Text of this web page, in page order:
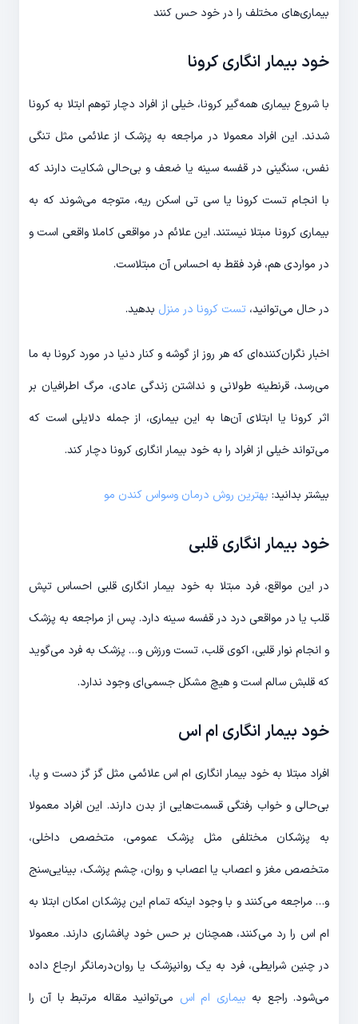
بیماری‌های مختلف را در خود حس کنند
خود بیمار انگاری کرونا
با شروع بیماری همه‌گیر کرونا، خیلی از افراد دچار توهم ابتلا به کرونا
شدند. این افراد معمولا در مراجعه به پزشک از علائمی مثل تنگی
نفس، سنگینی در قفسه سینه یا ضعف و بی‌حالی شکایت دارند که
با انجام تست کرونا یا سی تی اسکن ریه، متوجه می‌شوند که به
بیماری کرونا مبتلا نیستند. این علائم در مواقعی کاملا واقعی است و
در مواردی هم، فرد فقط به احساس آن مبتلاست.
در حال می‌توانید، تست کرونا در منزل بدهید.
اخبار نگران‌کننده‌ای که هر روز از گوشه و کنار دنیا در مورد کرونا به ما
می‌رسد، قرنطینه طولانی و نداشتن زندگی عادی، مرگ اطرافیان بر
اثر کرونا یا ابتلای آن‌ها به این بیماری، از جمله دلایلی است که
می‌تواند خیلی از افراد را به خود بیمار انگاری کرونا دچار کند.
بیشتر بدانید: بهترین روش درمان وسواس کندن مو
خود بیمار انگاری قلبی
در این مواقع، فرد مبتلا به خود بیمار انگاری قلبی احساس تپش
قلب یا در مواقعی درد در قفسه سینه دارد. پس از مراجعه به پزشک
و انجام نوار قلبی، اکوی قلب، تست ورزش و… پزشک به فرد می‌گوید
که قلبش سالم است و هیچ مشکل جسمی‌ای وجود ندارد.
خود بیمار انگاری ام اس
افراد مبتلا به خود بیمار انگاری ام اس علائمی مثل گز گز دست و پا،
بی‌حالی و خواب رفتگی قسمت‌هایی از بدن دارند. این افراد معمولا
به پزشکان مختلفی مثل پزشک عمومی، متخصص داخلی،
متخصص مغز و اعصاب یا اعصاب و روان، چشم پزشک، بینایی‌سنج
و… مراجعه می‌کنند و با وجود اینکه تمام این پزشکان امکان ابتلا به
ام اس را رد می‌کنند، همچنان بر حس خود پافشاری دارند. معمولا
در چنین شرایطی، فرد به یک روانپزشک یا روان‌درمانگر ارجاع داده
می‌شود. راجع به بیماری ام اس می‌توانید مقاله مرتبط با آن را